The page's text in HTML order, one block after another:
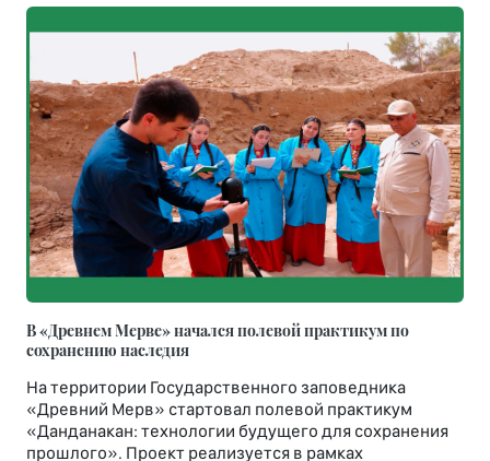
В «Древнем Мерве» начался полевой практикум по
сохранению наследия
На территории Государственного заповедника
«Древний Мерв» стартовал полевой практикум
«Данданакан: технологии будущего для сохранения
прошлого». Проект реализуется в рамках